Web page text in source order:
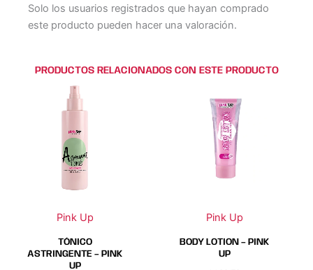
Solo los usuarios registrados que hayan comprado
este producto pueden hacer una valoración.
PRODUCTOS RELACIONADOS CON ESTE PRODUCTO
Pink Up
TÓNICO
ASTRINGENTE – PINK
UP
Pink Up
producto
tiene
múltiples
variantes.
Las
pueden
elegir
en
BODY LOTION – PINK
UP
producto
pueden
elegir